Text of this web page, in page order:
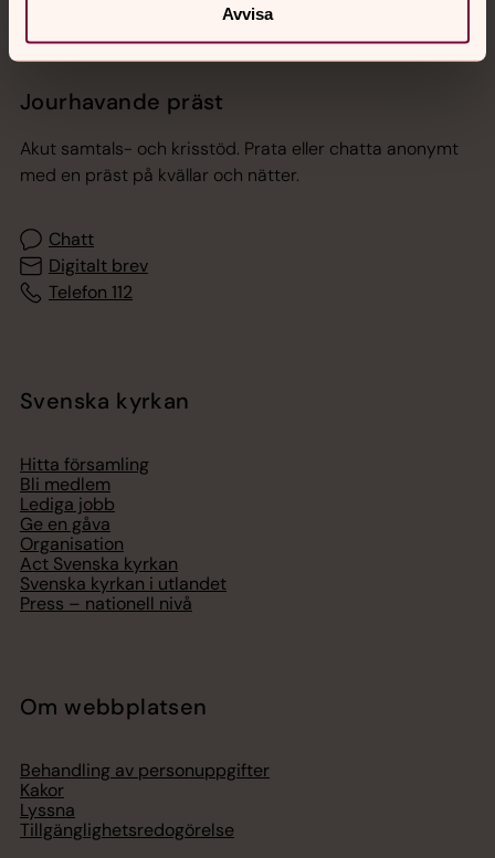
Avvisa
Jourhavande präst
Akut samtals- och krisstöd. Prata eller chatta anonymt
med en präst på kvällar och nätter.
Chatt
Digitalt brev
Telefon 112
Svenska kyrkan
Hitta församling
Bli medlem
Lediga jobb
Ge en gåva
Organisation
Act Svenska kyrkan
Svenska kyrkan i utlandet
Press – nationell nivå
Om webbplatsen
Behandling av personuppgifter
Kakor
Lyssna
Tillgänglighetsredogörelse